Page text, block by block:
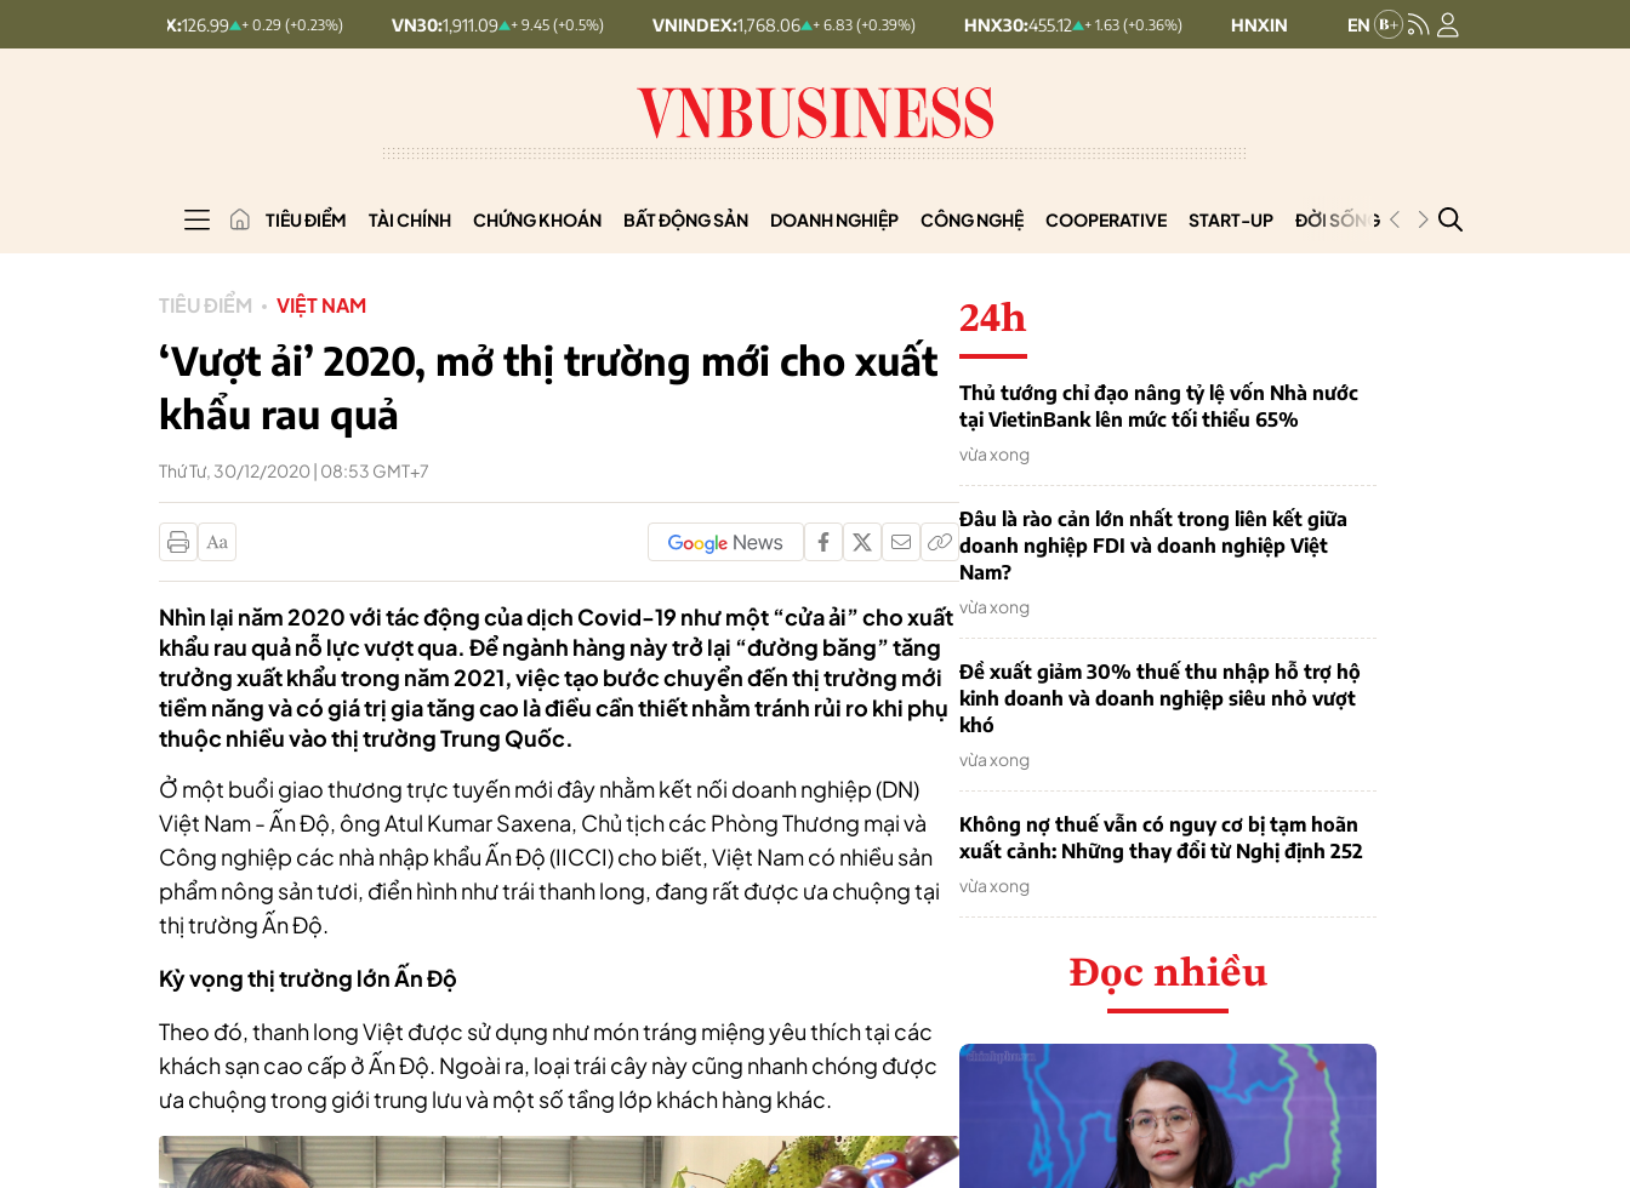
+ 0.29 (+0.23%) VN30: 1,911.09 + 9.45 (+0.5%) VNINDEX: 1,768.06 + 6.83 (+0.39%) HNX30: 455.12 + 1.63 (+0.36%) HNXINDEX:293.44 + 0.25 (+0.09%) UPCOMINDEX:
TIÊU ĐIỂM TÀI CHÍNH CHỨNG KHOÁN BẤT ĐỘNG SẢN DOANH NGHIỆP CÔNG NGHỆ COOPERATIVE START-UP ĐỜI SỐNG PODCAST
TIÊU ĐIỂM VIỆT NAM
‘Vượt ải’ 2020, mở thị trường mới cho xuất
khẩu rau quả
Thứ Tư, 30/12/2020 | 08:53 GMT+7
Nhìn lại năm 2020 với tác động của dịch Covid-19 như một “cửa ải” cho xuất
khẩu rau quả nỗ lực vượt qua. Để ngành hàng này trở lại “đường băng” tăng
trưởng xuất khẩu trong năm 2021, việc tạo bước chuyển đến thị trường mới
tiềm năng và có giá trị gia tăng cao là điều cần thiết nhằm tránh rủi ro khi phụ
thuộc nhiều vào thị trường Trung Quốc.
Ở một buổi giao thương trực tuyến mới đây nhằm kết nối doanh nghiệp (DN)
Việt Nam - Ấn Độ, ông Atul Kumar Saxena, Chủ tịch các Phòng Thương mại và
Công nghiệp các nhà nhập khẩu Ấn Độ (IICCI) cho biết, Việt Nam có nhiều sản
phẩm nông sản tươi, điển hình như trái thanh long, đang rất được ưa chuộng tại
thị trường Ấn Độ.
Kỳ vọng thị trường lớn Ấn Độ
Theo đó, thanh long Việt được sử dụng như món tráng miệng yêu thích tại các
khách sạn cao cấp ở Ấn Độ. Ngoài ra, loại trái cây này cũng nhanh chóng được
ưa chuộng trong giới trung lưu và một số tầng lớp khách hàng khác.
24h
Thủ tướng chỉ đạo nâng tỷ lệ vốn Nhà nước
tại VietinBank lên mức tối thiểu 65%
vừa xong
Đâu là rào cản lớn nhất trong liên kết giữa
doanh nghiệp FDI và doanh nghiệp Việt
Nam?
vừa xong
Đề xuất giảm 30% thuế thu nhập hỗ trợ hộ
kinh doanh và doanh nghiệp siêu nhỏ vượt
khó
vừa xong
Không nợ thuế vẫn có nguy cơ bị tạm hoãn
xuất cảnh: Những thay đổi từ Nghị định 252
vừa xong
Đọc nhiều